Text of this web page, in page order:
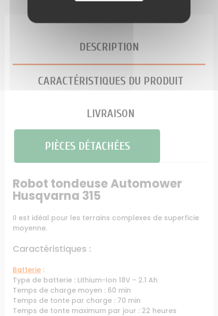
DESCRIPTION
CARACTÉRISTIQUES DU PRODUIT
LIVRAISON
PIÈCES DÉTACHÉES
Robot tondeuse Automower
Husqvarna 315
Il est idéal pour les terrains complexes de superficie
moyenne.
Caractéristiques :
Batterie :
Type de batterie : Lithium-Ion 18V - 2.1 Ah
Temps de charge moyen : 60 min
Temps de tonte par charge : 70 min
Temps de tonte maximum par jour : 22 heures